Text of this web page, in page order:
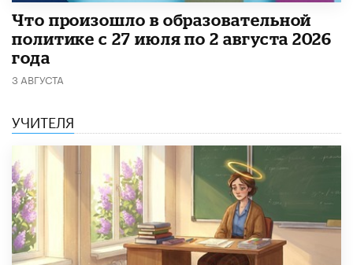
​Что произошло в образовательной
политике с 27 июля по 2 августа 2026
года
3 АВГУСТА
УЧИТЕЛЯ